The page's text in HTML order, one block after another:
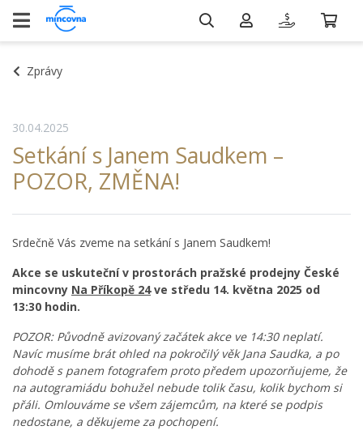
Zprávy
Setkání s Janem Saudkem –
POZOR, ZMĚNA!
30.04.2025
Srdečně Vás zveme na setkání s Janem Saudkem!
Akce se uskuteční v prostorách pražské prodejny České
mincovny Na Příkopě 24ve středu 14. května 2025 od
13:30 hodin.
POZOR: Původně avizovaný začátek akce ve 14:30 neplatí.
Navíc musíme brát ohled na pokročilý věk Jana Saudka, a po
dohodě s panem fotografem proto předem upozorňujeme, že
na autogramiádu bohužel nebude tolik času, kolik bychom si
přáli. Omlouváme se všem zájemcům, na které se podpis
nedostane, a děkujeme za pochopení.